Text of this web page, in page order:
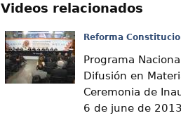
Videos relacionados
Reforma
Programa
Difusión en
Ceremonia de
6 de june de